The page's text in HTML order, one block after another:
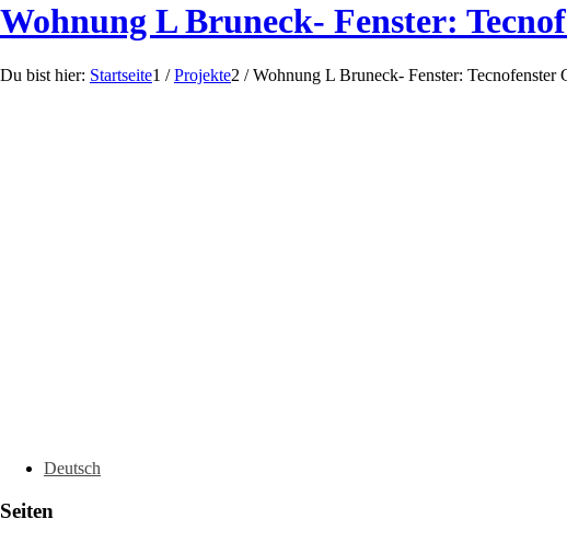
Wohnung L Bruneck- Fenster:
Du bist hier: Startseite1 / Projekte2 / Wohnung L Bruneck- Fenster: Tecnofenster
Deutsch
Seiten